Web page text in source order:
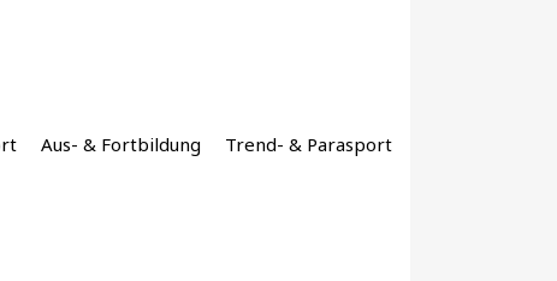
Aus- & Fortbildung Trend- & Parasport